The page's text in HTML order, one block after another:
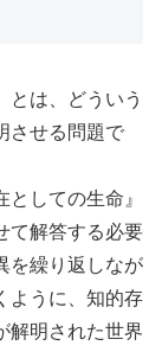
とは、どういう
させる問題で
しての生命』
て解答する必要
を繰り返しなが
ように、知的存
解明された世界